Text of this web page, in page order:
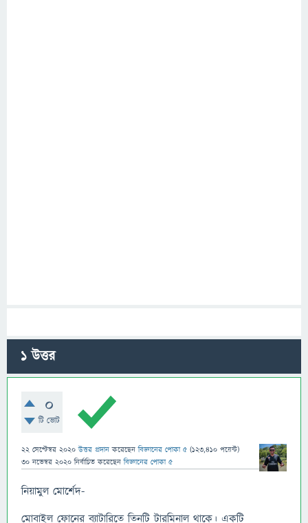
1উত্তর
0
টি ভোট
22 সেপ্টেম্বর 2020 উত্তর প্রদান করেছেনবিজ্ঞানের পোকা ৫ (123,410 পয়েন্ট)
30 নভেম্বর 2020 নির্বাচিত করেছেনবিজ্ঞানের পোকা ৫
নিয়ামুল মোর্শেদ-
মোবাইল ফোনের ব্যাটারিতে তিনটি টারমিনাল থাকে। একটি